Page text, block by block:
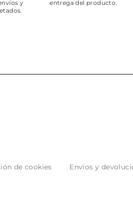
y
entrega del producto.
de cookies
Envíos y